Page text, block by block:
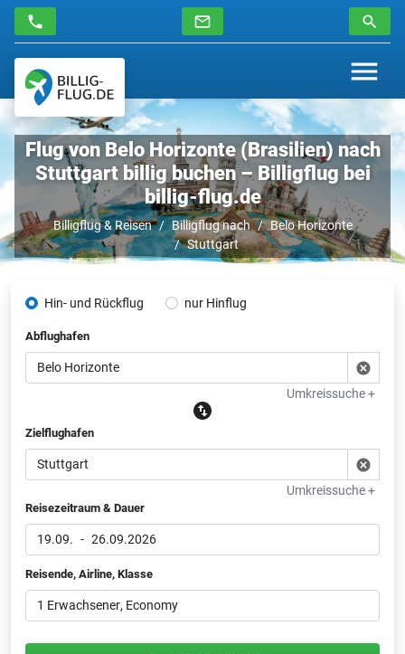
Flug von Belo Horizonte (Brasilien) nach
Stuttgart billig buchen – Billigflug bei
billig-flug.de
Billigflug & Reisen Billigflug nach
Belo Horizonte
Stuttgart
Hin- und Rückflug nur Hinflug
Abflughafen
Umkreissuche +
Zielflughafen
Umkreissuche +
Reisezeitraum & Dauer
19.09. - 26.09.2026
Reisende, Airline, Klasse
1 Erwachsener, Economy